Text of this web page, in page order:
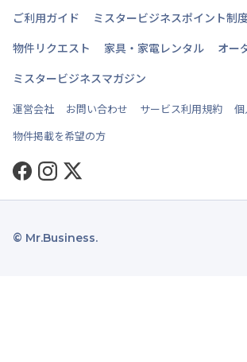
ご利用ガイド
ミスタービジネスポイント制
物件リクエスト
家具・家電レンタル
オー
ミスタービジネスマガジン
運営会社 お問い合わせ サービス利用規約
物件掲載を希望の方
Facebook
Instagram
Twitter
© Mr.Business.